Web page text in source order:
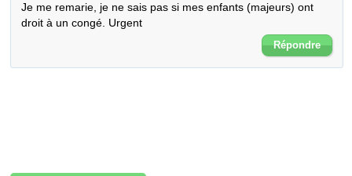
Je me remarie, je ne sais pas si mes enfants (majeurs) ont
droit à un congé. Urgent
Répondre